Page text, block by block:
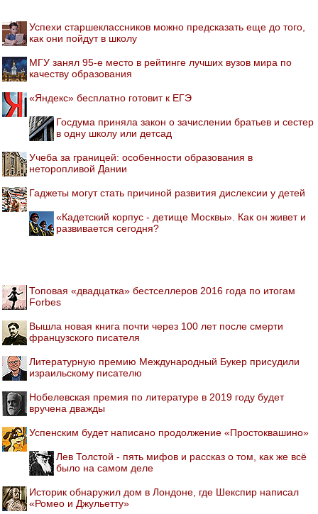
Успехи старшеклассников можно предсказать еще до того,
как они пойдут в школу
МГУ занял 95-е место в рейтинге лучших вузов мира по
качеству образования
«Яндекс» бесплатно готовит к ЕГЭ
Госдума приняла закон о зачислении братьев и сестер
в одну школу или детсад
Учеба за границей: особенности образования в
неторопливой Дании
Гаджеты могут стать причиной развития дислексии у детей
«Кадетский корпус - детище Москвы». Как он живет и
развивается сегодня?
Топовая «двадцатка» бестселлеров 2016 года по итогам
Forbes
Вышла новая книга почти через 100 лет после смерти
французского писателя
Литературную премию Международный Букер присудили
израильскому писателю
Нобелевская премия по литературе в 2019 году будет
вручена дважды
Успенским будет написано продолжение «Простоквашино»
Лев Толстой - пять мифов и рассказ о том, как же всё
было на самом деле
Историк обнаружил дом в Лондоне, где Шекспир написал
«Ромео и Джульетту»